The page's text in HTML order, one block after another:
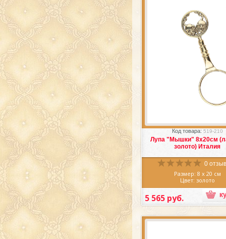
получать
наслаждение, используя
Луп
украсить любую
Вашем доме, будь то
рабочий стол в
прикроватная тумбочка.
Популярность предметов
из латуни в наше время
велика и у вас есть
купить
Код товара: 519-210
Лупа "Мышки" 8х20см
золото) Италия
0
Размер: 8 х 20 см
Цвет: золото
Материал: латунь
Производитель:
ВосхитительнаяЛупа
выполнена искусными
литейного дела из
5 565 руб.